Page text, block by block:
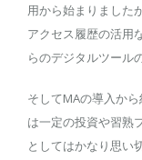
用から始まりました
アクセス履歴の活用
らのデジタルツール
そしてMAの導入か
は一定の投資や習熟
としてはかなり思い